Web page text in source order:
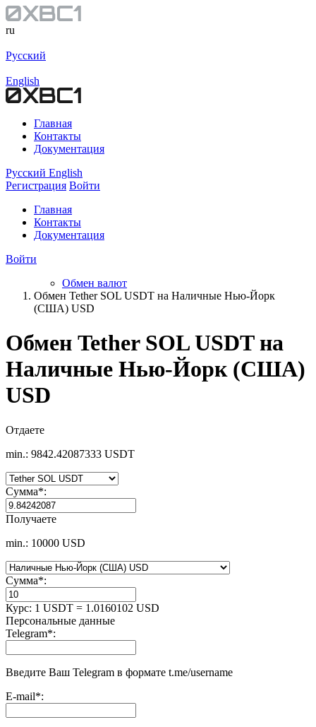
ru
Русский
English
Главная
Контакты
Документация
Русский English
Регистрация Войти
Главная
Контакты
Документация
Войти
Обмен валют
Обмен Tether SOL USDT на Наличные Нью-Йорк
(США) USD
Обмен Tether SOL USDT на
Наличные Нью-Йорк (США)
USD
Отдаете
min.: 9842.42087333 USDT
Сумма*:
Получаете
min.: 10000 USD
Сумма*:
Курс: 1 USDT = 1.0160102 USD
Персональные данные
Telegram*:
Введите Ваш Telegram в формате t.me/username
E-mail*: